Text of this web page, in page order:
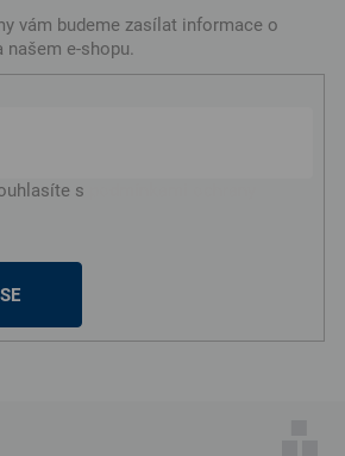
vám budeme zasílat informace o
našem e-shopu.
s